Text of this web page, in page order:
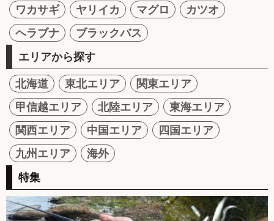
ワカサギ ヤリイカ マグロ
カツオ
ヘラブナ
ブラックバス
エリアから探す
北海道 東北エリア
関東エリア
甲信越エリア
北陸エリア
東海エリア
関西エリア
中国エリア
四国エリア
九州エリア
海外
特集